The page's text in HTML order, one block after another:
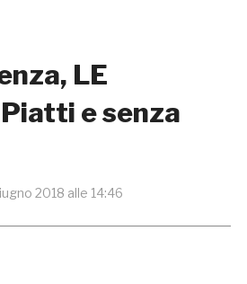
LE
e senza
2018 alle 14:46